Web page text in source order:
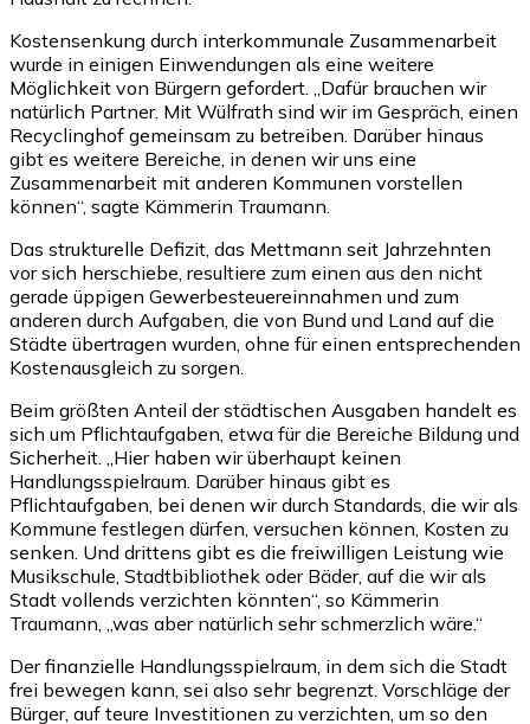
Kostensenkung durch interkommunale Zusammenarbeit
wurde in einigen Einwendungen als eine weitere
Möglichkeit von Bürgern gefordert. „Dafür brauchen wir
natürlich Partner. Mit Wülfrath sind wir im Gespräch, einen
Recyclinghof gemeinsam zu betreiben. Darüber hinaus
gibt es weitere Bereiche, in denen wir uns eine
Zusammenarbeit mit anderen Kommunen vorstellen
können“, sagte Kämmerin Traumann.
Das strukturelle Defizit, das Mettmann seit Jahrzehnten
vor sich herschiebe, resultiere zum einen aus den nicht
gerade üppigen Gewerbesteuereinnahmen und zum
anderen durch Aufgaben, die von Bund und Land auf die
Städte übertragen wurden, ohne für einen entsprechenden
Kostenausgleich zu sorgen.
Beim größten Anteil der städtischen Ausgaben handelt es
sich um Pflichtaufgaben, etwa für die Bereiche Bildung und
Sicherheit. „Hier haben wir überhaupt keinen
Handlungsspielraum. Darüber hinaus gibt es
Pflichtaufgaben, bei denen wir durch Standards, die wir als
Kommune festlegen dürfen, versuchen können, Kosten zu
senken. Und drittens gibt es die freiwilligen Leistung wie
Musikschule, Stadtbibliothek oder Bäder, auf die wir als
Stadt vollends verzichten könnten“, so Kämmerin
Traumann, „was aber natürlich sehr schmerzlich wäre.“
Der finanzielle Handlungsspielraum, in dem sich die Stadt
frei bewegen kann, sei also sehr begrenzt. Vorschläge der
Bürger, auf teure Investitionen zu verzichten, um so den